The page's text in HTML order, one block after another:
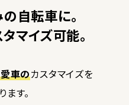
自転車に。
マイズ可能。
車のカスタマイズを
ます。